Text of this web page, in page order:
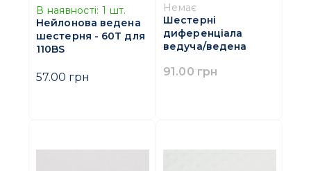
В наявності: 1 шт.
Нейлонова ведена
шестерня - 60T для
110BS
57.00 грн
Немає
Шестерні
диференціала
ведуча/ведена
91.00 грн